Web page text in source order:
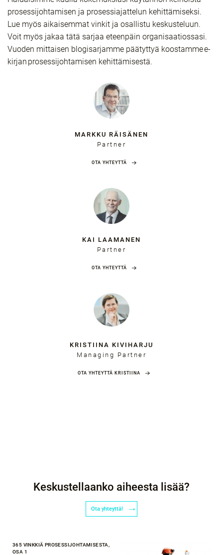
prosessijohtamisen ja prosessiajattelun kehittämiseksi.
Lue myös aikaisemmat vinkit ja osallistu keskusteluun.
Voit myös jakaa tätä sarjaa eteenpäin organisaatiossasi.
Vuoden mittaisen blogisarjamme päätyttyä koostamme e-
kirjan prosessijohtamisen kehittämisestä.
MARKKU RÄISÄNEN
Partner
OTA YHTEYTTÄ
KAI LAAMANEN
Partner
OTA YHTEYTTÄ
KRISTIINA KIVIHARJU
Managing Partner
OTA YHTEYTTÄ KRISTIINA
Keskustellaanko aiheesta lisää?
Ota yhteyttä!
365 VINKKIÄ PROSESSIJOHTAMISESTA,
OSA 1